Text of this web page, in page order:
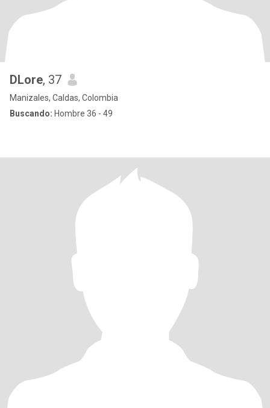
DLore, 37
Manizales, Caldas, Colombia
Buscando: Hombre 36 - 49